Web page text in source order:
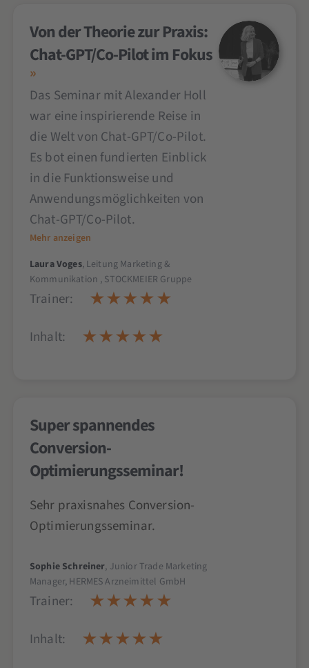
Von der Theorie zur Praxis:
Chat-GPT/Co-Pilot im Fokus
Das Seminar mit Alexander Holl
war eine inspirierende Reise in
die Welt von Chat-GPT/Co-Pilot.
Es bot einen fundierten Einblick
in die Funktionsweise und
Anwendungsmöglichkeiten von
Chat-GPT/Co-Pilot.
Mehr anzeigen
Laura Voges, Leitung Marketing &
Kommunikation , STOCKMEIER Gruppe
Trainer:
Inhalt:
Super spannendes
Conversion-
Optimierungsseminar!
Sehr praxisnahes Conversion-
Optimierungsseminar.
Sophie Schreiner, Junior Trade Marketing
Manager, HERMES Arzneimittel GmbH
Trainer:
Inhalt: